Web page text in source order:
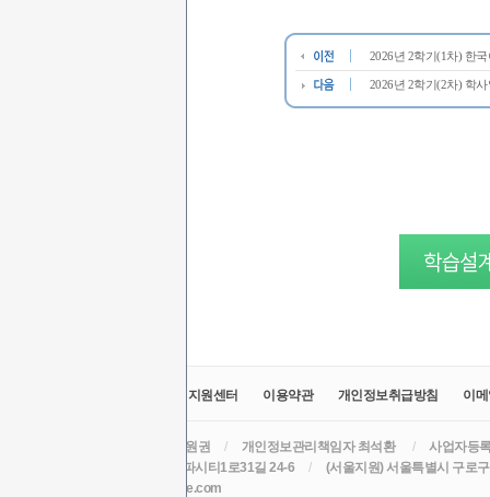
2026년 2학기(1차) 한
2026년 2학기(2차) 학사
취업지원센터 이용약관 개인정보취급방침 이
대표 윤원권 / 개인정보관리책임자 최석환 /
사업자등
주소 (본원) 대구광역시 수성구 알파시티1로31길 24-6
/
(서울지원) 서울특별시 구로
EMAIL csh78mm@nate.com